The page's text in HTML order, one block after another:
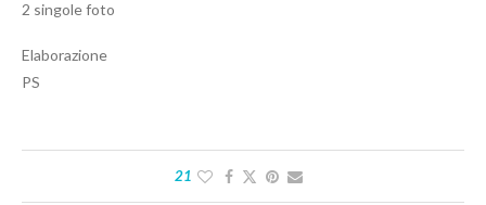
2 singole foto
Elaborazione
PS
21